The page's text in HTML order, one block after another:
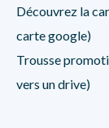
Découvrez la
carte google)
Trousse
vers un drive)